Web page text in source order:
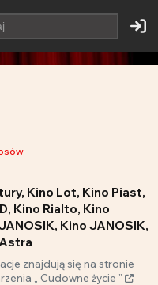
Kino Lot, Kino Piast,
Kino Rialto, Kino
Kino JANOSIK,
znajdują się na stronie
„ Cudowne życie ”